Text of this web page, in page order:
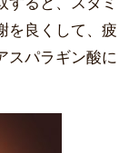
を良くして、疲
スパラギン酸に